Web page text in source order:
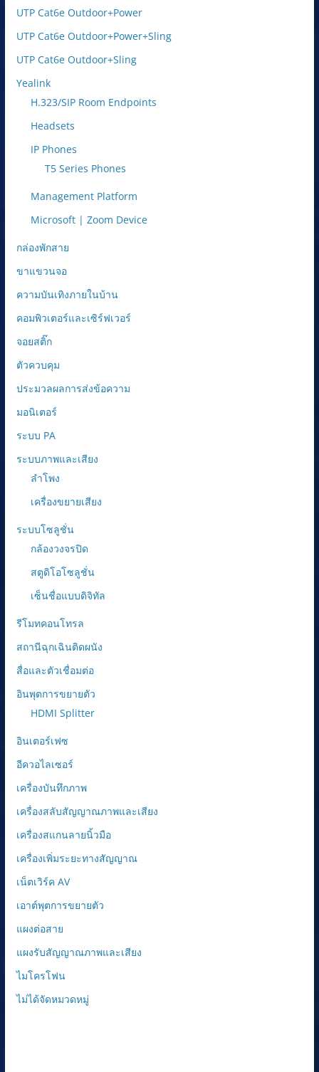
UTP Cat6e Outdoor+Power
UTP Cat6e Outdoor+Power+Sling
UTP Cat6e Outdoor+Sling
Yealink
H.323/SIP Room Endpoints
Headsets
IP Phones
T5 Series Phones
Management Platform
Microsoft | Zoom Device
กล่องพักสาย
ขาแขวนจอ
ความบันเทิงภายในบ้าน
คอมพิวเตอร์และเซิร์ฟเวอร์
จอยสติ๊ก
ตัวควบคุม
ประมวลผลการส่งข้อความ
มอนิเตอร์
ระบบ PA
ระบบภาพและเสียง
ลำโพง
เครื่องขยายเสียง
ระบบโซลูชั่น
กล้องวงจรปิด
สตูดิโอโซลูชั่น
เซ็นชื่อแบบดิจิทัล
รีโมทคอนโทรล
สถานีฉุกเฉินติดผนัง
สื่อและตัวเชื่อมต่อ
อินพุตการขยายตัว
HDMI Splitter
อินเตอร์เฟซ
อีควอไลเซอร์
เครื่องบันทึกภาพ
เครื่องสลับสัญญาณภาพและเสียง
เครื่องสแกนลายนิ้วมือ
เครื่องเพิ่มระยะทางสัญญาณ
เน็ตเวิร์ค AV
เอาต์พุตการขยายตัว
แผงต่อสาย
แผงรับสัญญาณภาพและเสียง
ไมโครโฟน
ไม่ได้จัดหมวดหมู่